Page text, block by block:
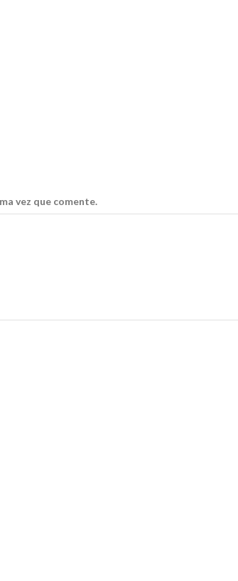
vez que comente.